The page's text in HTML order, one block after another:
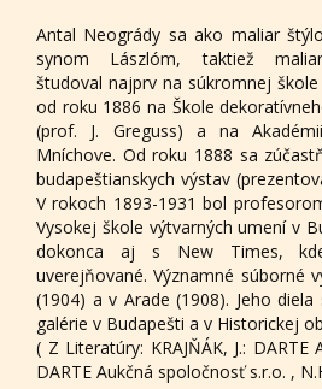
Antal Neogrády sa ako maliar
synom Lászlóm, taktiež
študoval najprv na súkromnej
od roku 1886 na Škole
(prof. J. Greguss) a na
Mníchove. Od roku 1888 sa
budapeštianskych výstav
V rokoch 1893-1931 bol
Vysokej škole výtvarných umení v
dokonca aj s New Times,
uverejňované. Významné súborné
(1904) a v Arade (1908). Jeho
galérie v Budapešti a v Historickej
( Z Literatúry: KRAJŇÁK, J.: DARTE
DARTE Aukčná spoločnosť s.r.o. ,